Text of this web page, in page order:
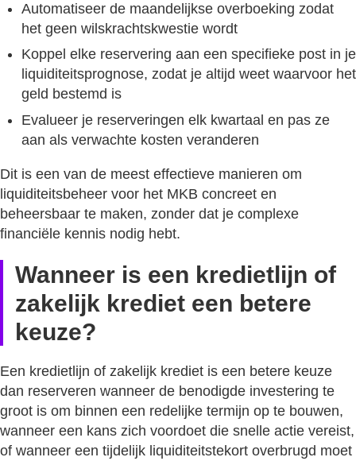
Automatiseer de maandelijkse overboeking zodat
het geen wilskrachtskwestie wordt
Koppel elke reservering aan een specifieke post in je
liquiditeitsprognose, zodat je altijd weet waarvoor het
geld bestemd is
Evalueer je reserveringen elk kwartaal en pas ze
aan als verwachte kosten veranderen
Dit is een van de meest effectieve manieren om
liquiditeitsbeheer voor het MKB concreet en
beheersbaar te maken, zonder dat je complexe
financiële kennis nodig hebt.
Wanneer is een kredietlijn of
zakelijk krediet een betere
keuze?
Een kredietlijn of zakelijk krediet is een betere keuze
dan reserveren wanneer de benodigde investering te
groot is om binnen een redelijke termijn op te bouwen,
wanneer een kans zich voordoet die snelle actie vereist,
of wanneer een tijdelijk liquiditeitstekort overbrugd moet